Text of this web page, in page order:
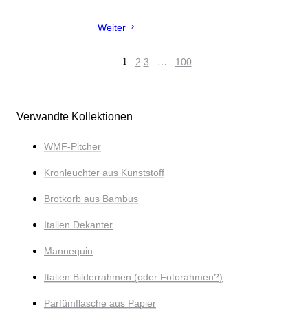
Weiter
1 2 3 … 100
Verwandte Kollektionen
WMF-Pitcher
Kronleuchter aus Kunststoff
Brotkorb aus Bambus
Italien Dekanter
Mannequin
Italien Bilderrahmen (oder Fotorahmen?)
Parfümflasche aus Papier